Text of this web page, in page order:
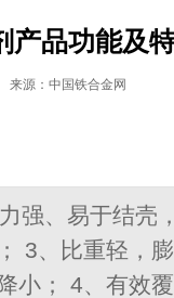
产品功能及
来源：中国铁合金网
强、易于结壳
3、比重轻，
小； 4、有效